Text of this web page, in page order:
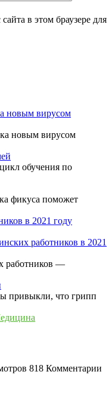
в этом браузере для
новым вирусом
новым вирусом
обучения по
фикуса поможет
работников в 2021
работников —
привыкли, что грипп
818 Комментарии